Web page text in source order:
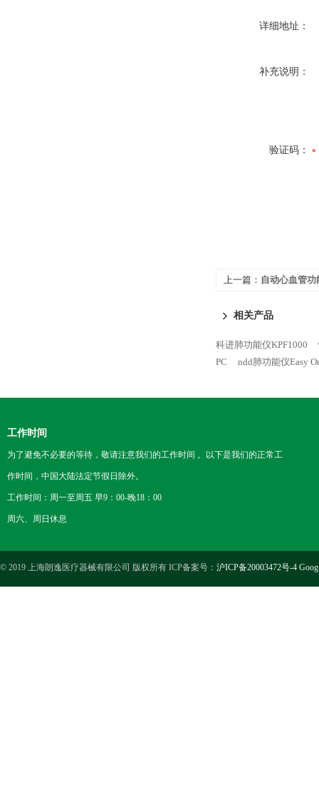
详细地址：
补充说明：
验证码：
上一篇： 自动心血管
相关产品
科进肺功能仪KPF1000
PC
ndd肺功能仪Easy
工作时间
为了避免不必要的等待，敬请注意我们的工作时间 。以下是我们的正常工
作时间，中国大陆法定节假日除外。
工作时间：周一至周五 早9：00-晚18：00
周六、周日休息
© 2019 上海朗逸医疗器械有限公司 版权所有 ICP备案号： 沪ICP备20003472号-4